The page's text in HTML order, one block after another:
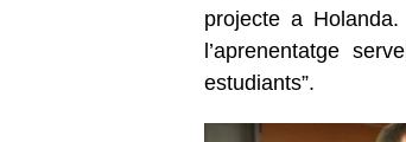
projecte a
l’aprenentatge
estudiants”.